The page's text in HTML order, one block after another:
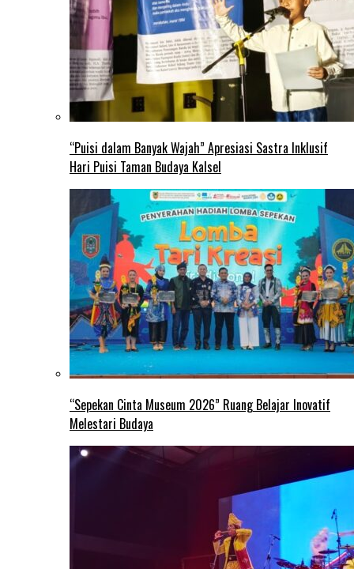
“Puisi dalam Banyak Wajah” Apresiasi Sastra Inklusif
Hari Puisi Taman Budaya Kalsel
“Sepekan Cinta Museum 2026” Ruang Belajar Inovatif
Melestari Budaya